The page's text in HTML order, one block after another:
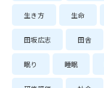
生き方 生命
田坂広志 田舎
眠り 睡眠